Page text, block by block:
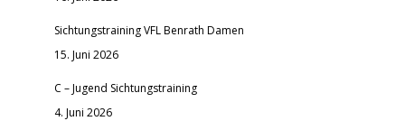
Sichtungstraining VFL Benrath Damen
15. Juni 2026
C – Jugend Sichtungstraining
4. Juni 2026